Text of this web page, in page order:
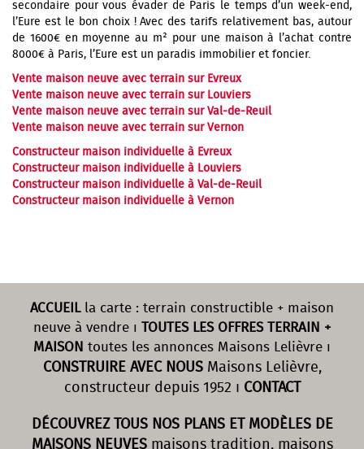
secondaire pour vous évader de Paris le temps d’un week-end,
l’Eure est le bon choix ! Avec des tarifs relativement bas, autour
de 1600€ en moyenne au m² pour une maison à l’achat contre
8000€ à Paris, l’Eure est un paradis immobilier et foncier.
Vente maison neuve avec terrain sur Evreux
Vente maison neuve avec terrain sur Louviers
Vente maison neuve avec terrain sur Val-de-Reuil
Vente maison neuve avec terrain sur Vernon
Constructeur maison individuelle à Evreux
Constructeur maison individuelle à Louviers
Constructeur maison individuelle à Val-de-Reuil
Constructeur maison individuelle à Vernon
ACCUEILla carte : terrain constructible + maison
neuve à vendre ı TOUTES LES OFFRES TERRAIN +
MAISON toutes les annonces Maisons Lelièvre ı
CONSTRUIRE AVEC NOUSMaisons Lelièvre,
constructeur depuis 1952 ı CONTACT
DÉCOUVREZ TOUS NOS PLANS ET MODÈLES DE